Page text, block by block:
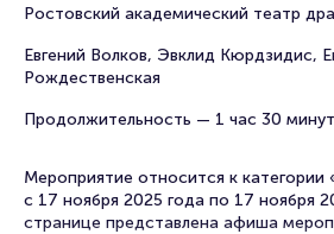
Ростовский академический театр
Евгений Волков, Эвклид Кюрдзидис,
Рождественская
Продолжительность — 1 час 30 минут
Мероприятие относится к
с 17 ноября 2025 года по 17 ноября
странице представлена афиша